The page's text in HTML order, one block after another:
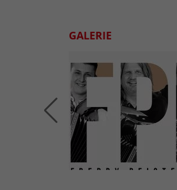
GALERIE